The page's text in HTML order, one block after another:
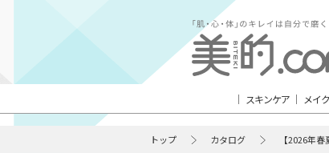
スキンケア メイク
トップ カタログ 【2026年